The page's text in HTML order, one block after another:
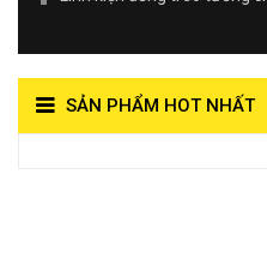
SẢN PHẨM HOT NHẤT